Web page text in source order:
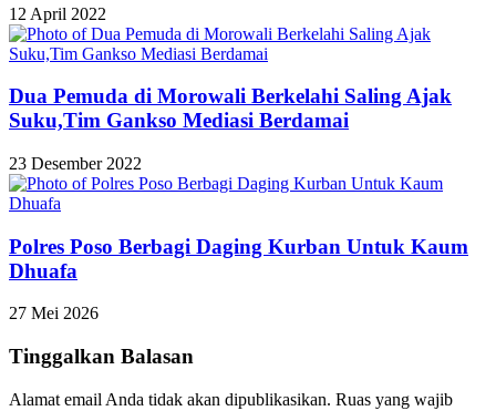
12 April 2022
Dua Pemuda di Morowali Berkelahi Saling Ajak
Suku,Tim Gankso Mediasi Berdamai
23 Desember 2022
Polres Poso Berbagi Daging Kurban Untuk Kaum
Dhuafa
27 Mei 2026
Tinggalkan Balasan
Alamat email Anda tidak akan dipublikasikan. Ruas yang wajib